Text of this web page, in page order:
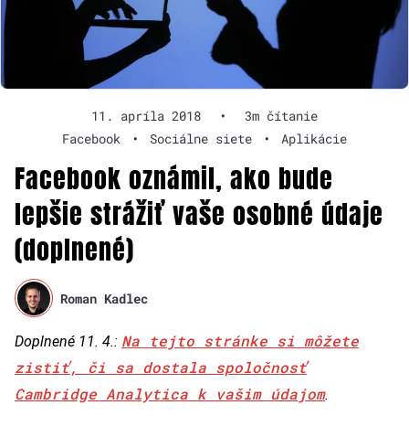
11. apríla 2018 •
3m čítanie
Facebook
• Sociálne siete • Aplikácie
Facebook oznámil, ako bude
lepšie strážiť vaše osobné údaje
(doplnené)
Roman Kadlec
Doplnené 11. 4.: Na tejto stránke si môžete
zistiť, či sa dostala spoločnosť
Cambridge Analytica k vašim údajom.